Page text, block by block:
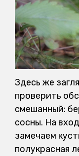
Здесь же
проверить
смешанный:
сосны. На
замечаем
полукрасная